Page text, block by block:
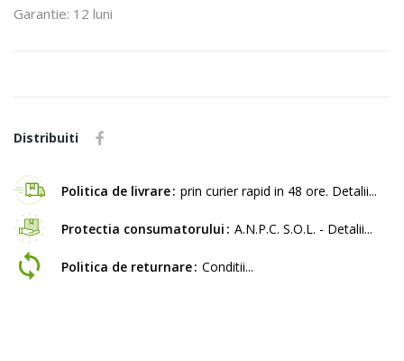
Garantie: 12 luni
Distribuiti
Politica de livrare prin curier rapid in 48 ore. Detalii...
Protectia consumatorului A.N.P.C. S.O.L. - Detalii...
Politica de returnare Conditii...